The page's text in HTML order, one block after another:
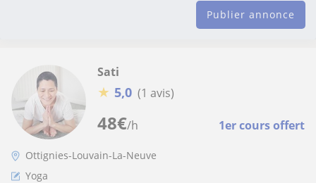
Publier annonce
48€/h 1er cours offert
Sati
★ 5,0 (1 avis)
Ottignies-Louvain-La-Neuve
Yoga